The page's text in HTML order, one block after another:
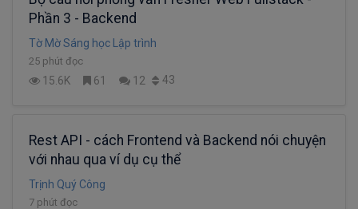
Phần 3 - Backend
Tờ Mờ Sáng học Lập trình
25 phút đọc
15.6K 61 12 43
Rest API - cách Frontend và Backend nói chuyện
với nhau qua ví dụ cụ thể
Trịnh Quý Công
7 phút đọc